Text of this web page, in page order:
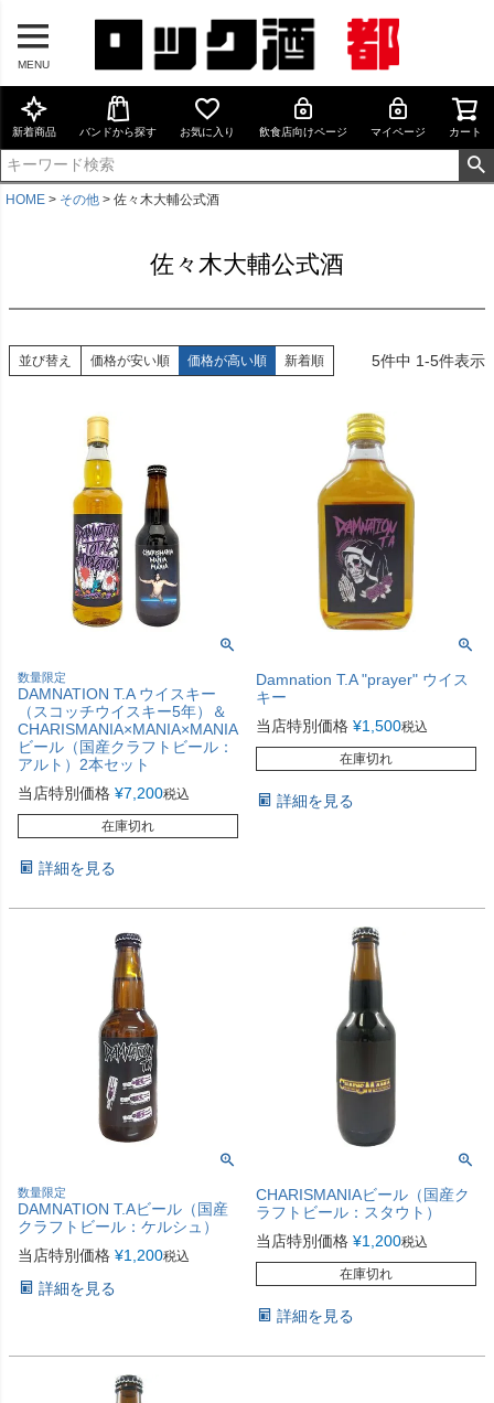
MENU
新着商品 バンドから探す お気に入り 飲食店向けページ マイページ カート
HOME その他 佐々木大輔公式酒
佐々木大輔公式酒
並び替え 価格が安い順 価格が高い順 新着順 5件中 1-5件表示
数量限定
DAMNATION T.A ウイスキー
（スコッチウイスキー5年）＆
CHARISMANIA×MANIA×MANIA
ビール（国産クラフトビール：
アルト）2本セット
当店特別価格 ¥7,200税込
在庫切れ
詳細を見る
Damnation T.A "prayer" ウイス
キー
当店特別価格 ¥1,500税込
在庫切れ
詳細を見る
数量限定
DAMNATION T.Aビール（国産
クラフトビール：ケルシュ）
当店特別価格 ¥1,200税込
詳細を見る
CHARISMANIAビール（国産ク
ラフトビール：スタウト）
当店特別価格 ¥1,200税込
在庫切れ
詳細を見る